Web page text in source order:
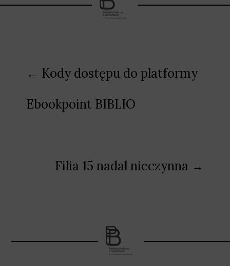
← Kody dostępu do platformy
Ebookpoint BIBLIO
Filia 15 nadal nieczynna →